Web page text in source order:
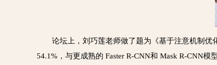
论坛上，刘巧莲老师做了题为《基于注意机制优
54.1%，与更成熟的 Faster R-CNN和 Mask R-CNN